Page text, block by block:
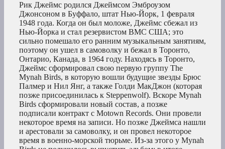
Рик Джеймс родился Джеймсом Эмброузом
Джонсоном в Буффало, штат Нью-Йорк, 1 февраля
1948 года. Когда он был моложе, Джеймс сбежал из
Нью-Йорка и стал резервистом ВМС США; это
сильно помешало его ранним музыкальным занятиям,
поэтому он ушел в самоволку и бежал в Торонто,
Онтарио, Канада, в 1964 году. Находясь в Торонто,
Джеймс сформировал свою первую группу The
Mynah Birds, в которую вошли будущие звезды Брюс
Палмер и Нил Янг, а также Голди МакДжон (которая
позже присоединилась к Steppenwolf). Вскоре Mynah
Birds сформировали новый состав, а позже
подписали контракт с Motown Records. Они провели
некоторое время на записи. Но позже Джеймса нашли
и арестовали за самоволку, и он провел некоторое
время в военно-морской тюрьме. Из-за этого у Mynah